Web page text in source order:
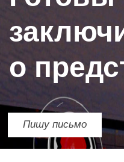
о
Пишу письмо